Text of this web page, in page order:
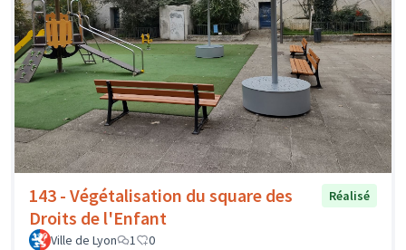
143 - Végétalisation du square des
Droits de l'Enfant
Réalisé
Ville de Lyon 1 0